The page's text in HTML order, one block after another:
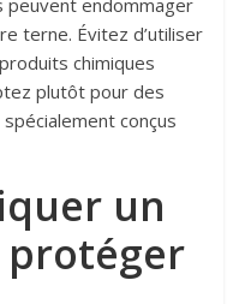
terne. Évitez d’utiliser
chimiques
plutôt pour des
conçus
un